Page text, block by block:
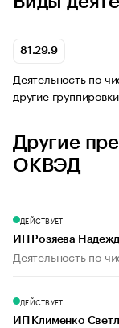
81.29.9
Деятельность по
другие группировки
Другие
ОКВЭД
ДЕЙСТВУЕТ
ИП Розяева
Деятельность по
ДЕЙСТВУЕТ
ИП Клименко